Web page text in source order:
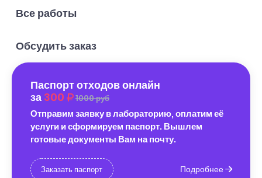
Все работы
Обсудить заказ
Паспорт отходов онлайн
за 300 1000 руб
Отправим заявку в лабораторию, оплатим её
услуги и сформируем паспорт. Вышлем
готовые документы Вам на почту.
Заказать паспорт Подробнее